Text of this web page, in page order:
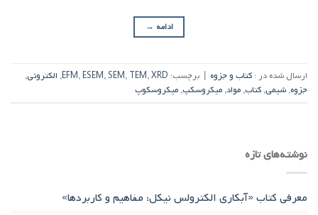
ادامه →
ارسال شده در : کتاب و جزوه | برچسب: EFM, ESEM, SEM, TEM,XRD
, الکترونی,
جزوه, شیمی, کتاب, مواد, میکروسکپ, میکروسکوپ
نوشته‌های تازه
معرفی کتاب «آبکاری الکترولس نیکل: مفاهیم و کاربردها»